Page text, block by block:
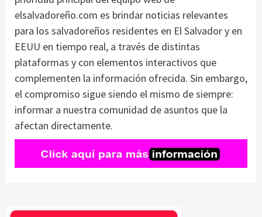
elsalvadoreño.com es brindar noticias relevantes
para los salvadoreños residentes en El Salvador y en
EEUU en tiempo real, a través de distintas
plataformas y con elementos interactivos que
complementen la información ofrecida. Sin embargo,
el compromiso sigue siendo el mismo de siempre:
informar a nuestra comunidad de asuntos que la
afectan directamente.